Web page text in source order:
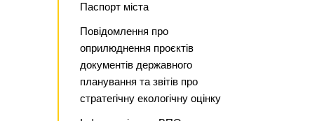
Паспорт міста
Повідомлення про
оприлюднення проєктів
документів державного
планування та звітів про
стратегічну екологічну оцінку